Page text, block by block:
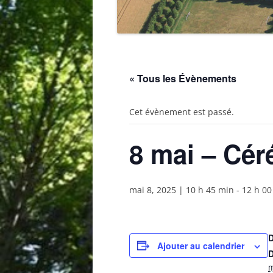
« Tous les Évènements
Cet évènement est passé.
8 mai –
mai 8, 2025 | 10 h 45 min - 12 h
Ajouter au calendrier